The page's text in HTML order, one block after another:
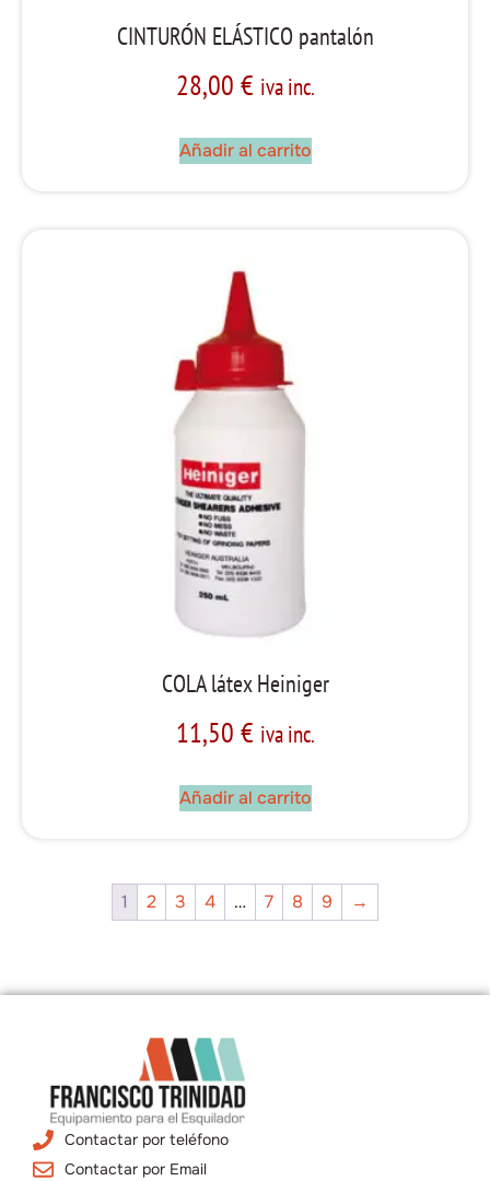
CINTURÓN ELÁSTICO pantalón
28,00 € iva inc.
Añadir al carrito
COLA látex Heiniger
11,50 € iva inc.
Añadir al carrito
1 2 3 4 … 7 8 9 →
Contactar por teléfono
Contactar por Email